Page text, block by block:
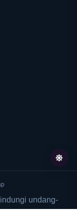
undang-